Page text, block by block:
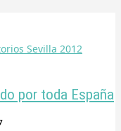
por toda España